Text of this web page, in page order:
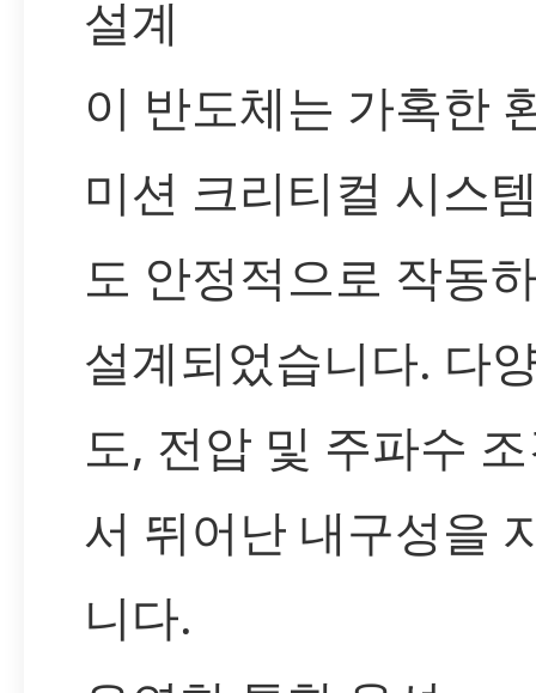
설계
이 반도체는 가혹한
미션 크리티컬 시스
도 안정적으로 작동
설계되었습니다. 다
도, 전압 및 주파수
서 뛰어난 내구성을
니다.